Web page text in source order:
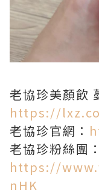
老協珍美顏飲
https://
老協珍官網：
老協珍粉絲團：
https://
nHK